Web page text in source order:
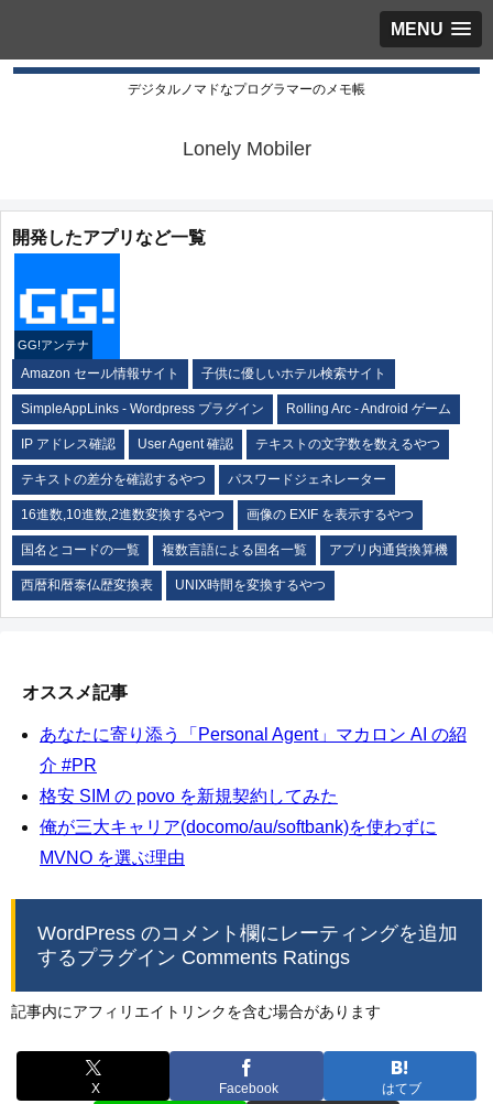
MENU
デジタルノマドなプログラマーのメモ帳
Lonely Mobiler
開発したアプリなど一覧
GG!アンテナ
Amazon セール情報サイト 子供に優しいホテル検索サイト
SimpleAppLinks - Wordpress プラグイン Rolling Arc - Android ゲーム
IP アドレス確認 User Agent 確認 テキストの文字数を数えるやつ
テキストの差分を確認するやつ パスワードジェネレーター
16進数,10進数,2進数変換するやつ 画像の EXIF を表示するやつ
国名とコードの一覧 複数言語による国名一覧 アプリ内通貨換算機
西暦和暦泰仏歴変換表 UNIX時間を変換するやつ
オススメ記事
あなたに寄り添う「Personal Agent」マカロン AI の紹
介 #PR
格安 SIM の povo を新規契約してみた
俺が三大キャリア(docomo/au/softbank)を使わずに
MVNO を選ぶ理由
WordPress のコメント欄にレーティングを追加
するプラグイン Comments Ratings
記事内にアフィリエイトリンクを含む場合があります
X Facebook はてブ